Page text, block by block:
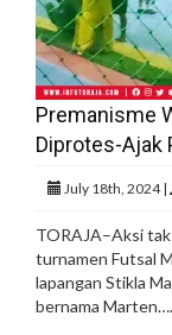
Premanisme
Diprotes-Ajak
July 18th, 2024 |
TORAJA–Aksi
turnamen Futsal
lapangan Stikla
bernama Marten….